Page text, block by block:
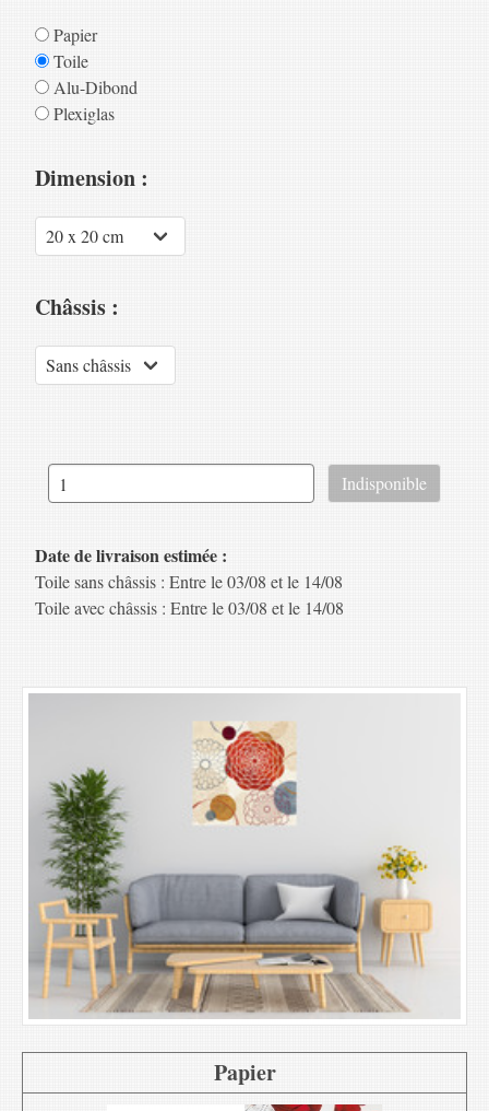
Papier
Toile
Alu-Dibond
Plexiglas
Dimension :
Châssis :
Date de livraison estimée :
Toile sans châssis : Entre le 03/08 et le 14/08
Toile avec châssis : Entre le 03/08 et le 14/08
Papier